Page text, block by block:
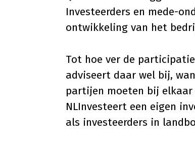
Investeerders en mede-
ontwikkeling van het
Tot hoe ver de
adviseert daar wel bij,
partijen moeten bij elkaar
NLInvesteert een eigen
als investeerders in